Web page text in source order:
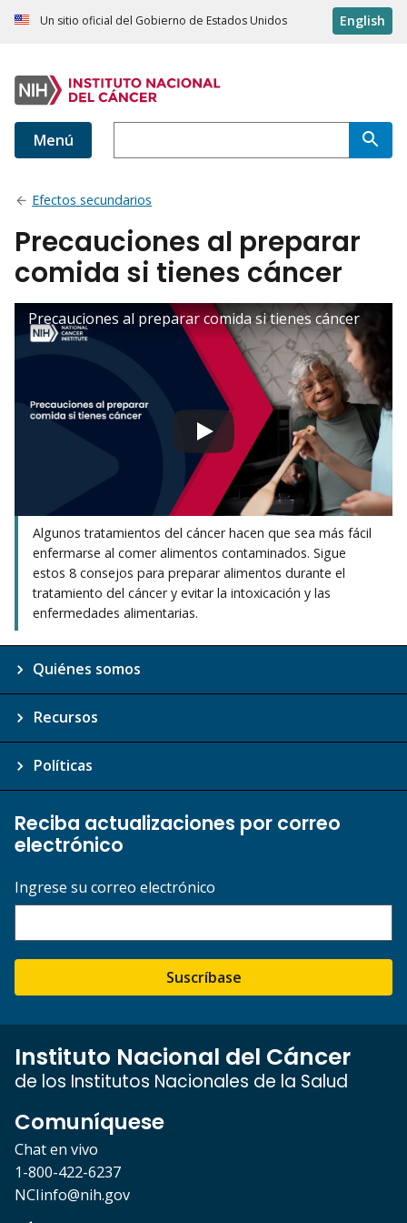
Un sitio oficial del Gobierno de Estados Unidos English
Menú
Efectos secundarios
Precauciones al preparar
comida si tienes cáncer
Precauciones al preparar comida si tienes cáncer
Algunos tratamientos del cáncer hacen que sea más fácil
enfermarse al comer alimentos contaminados. Sigue
estos 8 consejos para preparar alimentos durante el
tratamiento del cáncer y evitar la intoxicación y las
enfermedades alimentarias.
Quiénes somos
Recursos
Políticas
Reciba actualizaciones por correo
electrónico
Ingrese su correo electrónico
Suscríbase
Instituto Nacional del Cáncer
de los Institutos Nacionales de la Salud
Comuníquese
Chat en vivo
1-800-422-6237
NCIinfo@nih.gov